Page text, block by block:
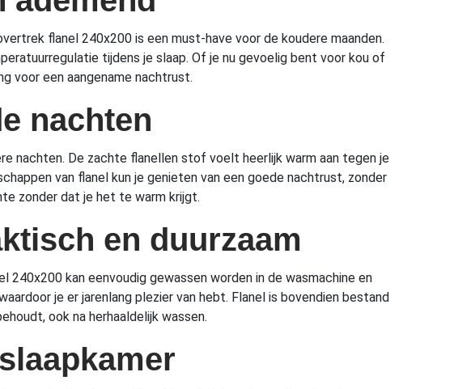
flanel 240x200 is een must-have voor de koudere maanden.
tijdens je slaap. Of je nu gevoelig bent voor kou of
voor een aangename nachtrust.
nachten
nachten. De zachte flanellen stof voelt heerlijk warm aan tegen je
van flanel kun je genieten van een goede nachtrust, zonder
zonder dat je het te warm krijgt.
en duurzaam
kan eenvoudig gewassen worden in de wasmachine en
je er jarenlang plezier van hebt. Flanel is bovendien bestand
ook na herhaaldelijk wassen.